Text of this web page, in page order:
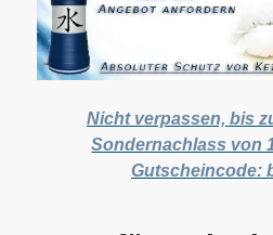
Nicht verpassen, bis
Sondernachlass von
Gutscheincode: